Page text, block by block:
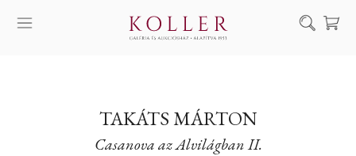
MŰVÉSZEINK
ALKOTÁSOK
Keresés
TAKÁTS MÁRTON
Casanova az Alvilágban II.